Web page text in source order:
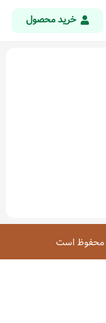
خرید محصول
محفوظ است